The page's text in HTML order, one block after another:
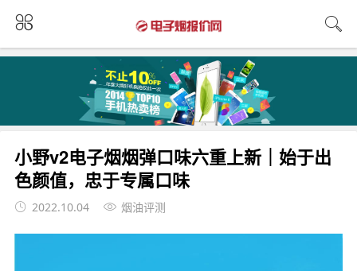
小野v2电子烟烟弹口味六重上新｜始于出
色颜值，忠于专属口味
2022.10.04 烟油评测